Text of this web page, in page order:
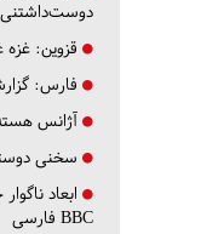
دوست‌داشتنی
قزوین: غزه
فارس:
آژانس
سخنی
ابعاد
BBC فارسی